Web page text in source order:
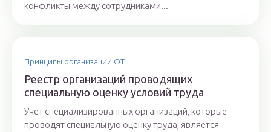
конфликты между сотрудниками...
Принципы организации ОТ
Реестр организаций проводящих
специальную оценку условий труда
Учет специализированных организаций, которые
проводят специальную оценку труда, является